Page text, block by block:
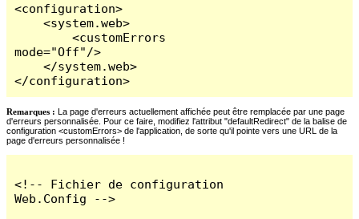
<configuration>
    <system.web>
        <customErrors
mode="Off"/>
    </system.web>
</configuration>
Remarques : La page d'erreurs actuellement affichée peut être remplacée par une page
d'erreurs personnalisée. Pour ce faire, modifiez l'attribut "defaultRedirect" de la balise de
configuration <customErrors> de l'application, de sorte qu'il pointe vers une URL de la
page d'erreurs personnalisée !
<!-- Fichier de configuration
Web.Config -->